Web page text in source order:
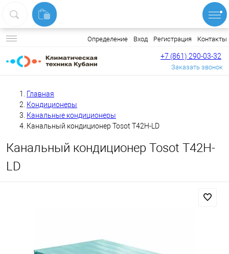
Определение Вход Регистрация Контакты
+7 (861) 290-03-32
Заказать звонок
Главная
Кондиционеры
Канальные кондиционеры
Канальный кондиционер Tosot T42H-LD
Канальный кондиционер Tosot T42H-
LD